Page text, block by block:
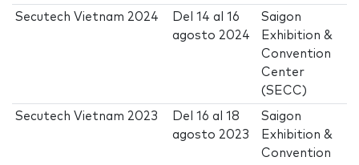
Secutech Vietnam 2024 Del14 al16
agosto 2024
Saigon
Exhibition &
Convention
Center
(SECC)
Secutech Vietnam 2023 Del16 al18
agosto 2023
Saigon
Exhibition &
Convention